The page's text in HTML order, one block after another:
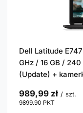
Dell Latitude
GHz / 16 GB /
(Update) +
989,99 zł / szt.
9899.90 PKT